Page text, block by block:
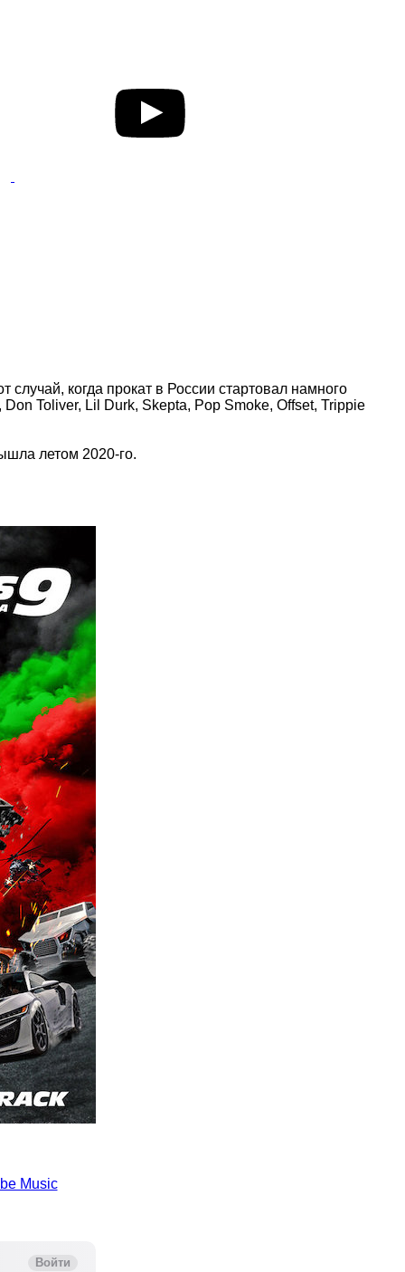
когда прокат в России стартовал намного
Toliver, Lil Durk, Skepta, Pop Smoke, Offset, Trippie
летом 2020-го.
Music